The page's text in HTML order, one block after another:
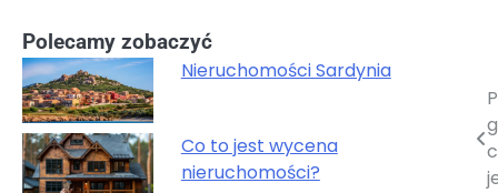
Polecamy zobaczyć
Nieruchomości Sardynia
Co to jest wycena
nieruchomości?
Nawigacja
wpisu